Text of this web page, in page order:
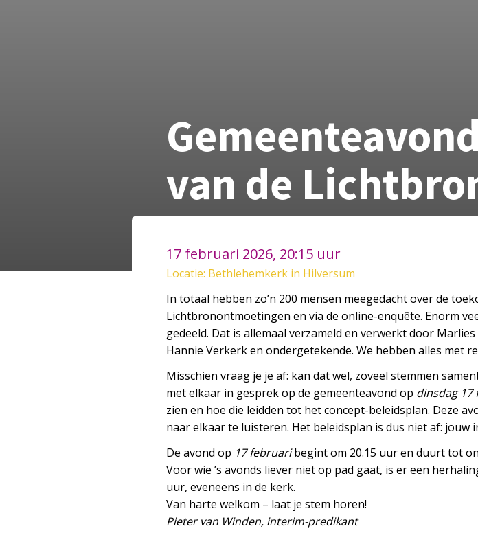
van de
17 februari 2026, 20:15 uur
Locatie: Bethlehemkerk in Hilversum
In totaal hebben zo’n 200 mensen meegedacht over de
Lichtbronontmoetingen en via de online-enquête. Enorm
gedeeld. Dat is allemaal verzameld en verwerkt door
Hannie Verkerk en ondergetekende. We hebben alles met
Misschien vraag je je af: kan dat wel, zoveel stemmen
met elkaar in gesprek op de gemeenteavond op dinsdag 17
zien en hoe die leidden tot het concept-beleidsplan. Deze
naar elkaar te luisteren. Het beleidsplan is dus niet af: jouw
De avond op 17 februaribegint om 20.15 uur en duurt tot
Voor wie ’s avonds liever niet op pad gaat, is er een
uur, eveneens in de kerk.
Van harte welkom – laat je stem horen!
Pieter van Winden, interim-predikant